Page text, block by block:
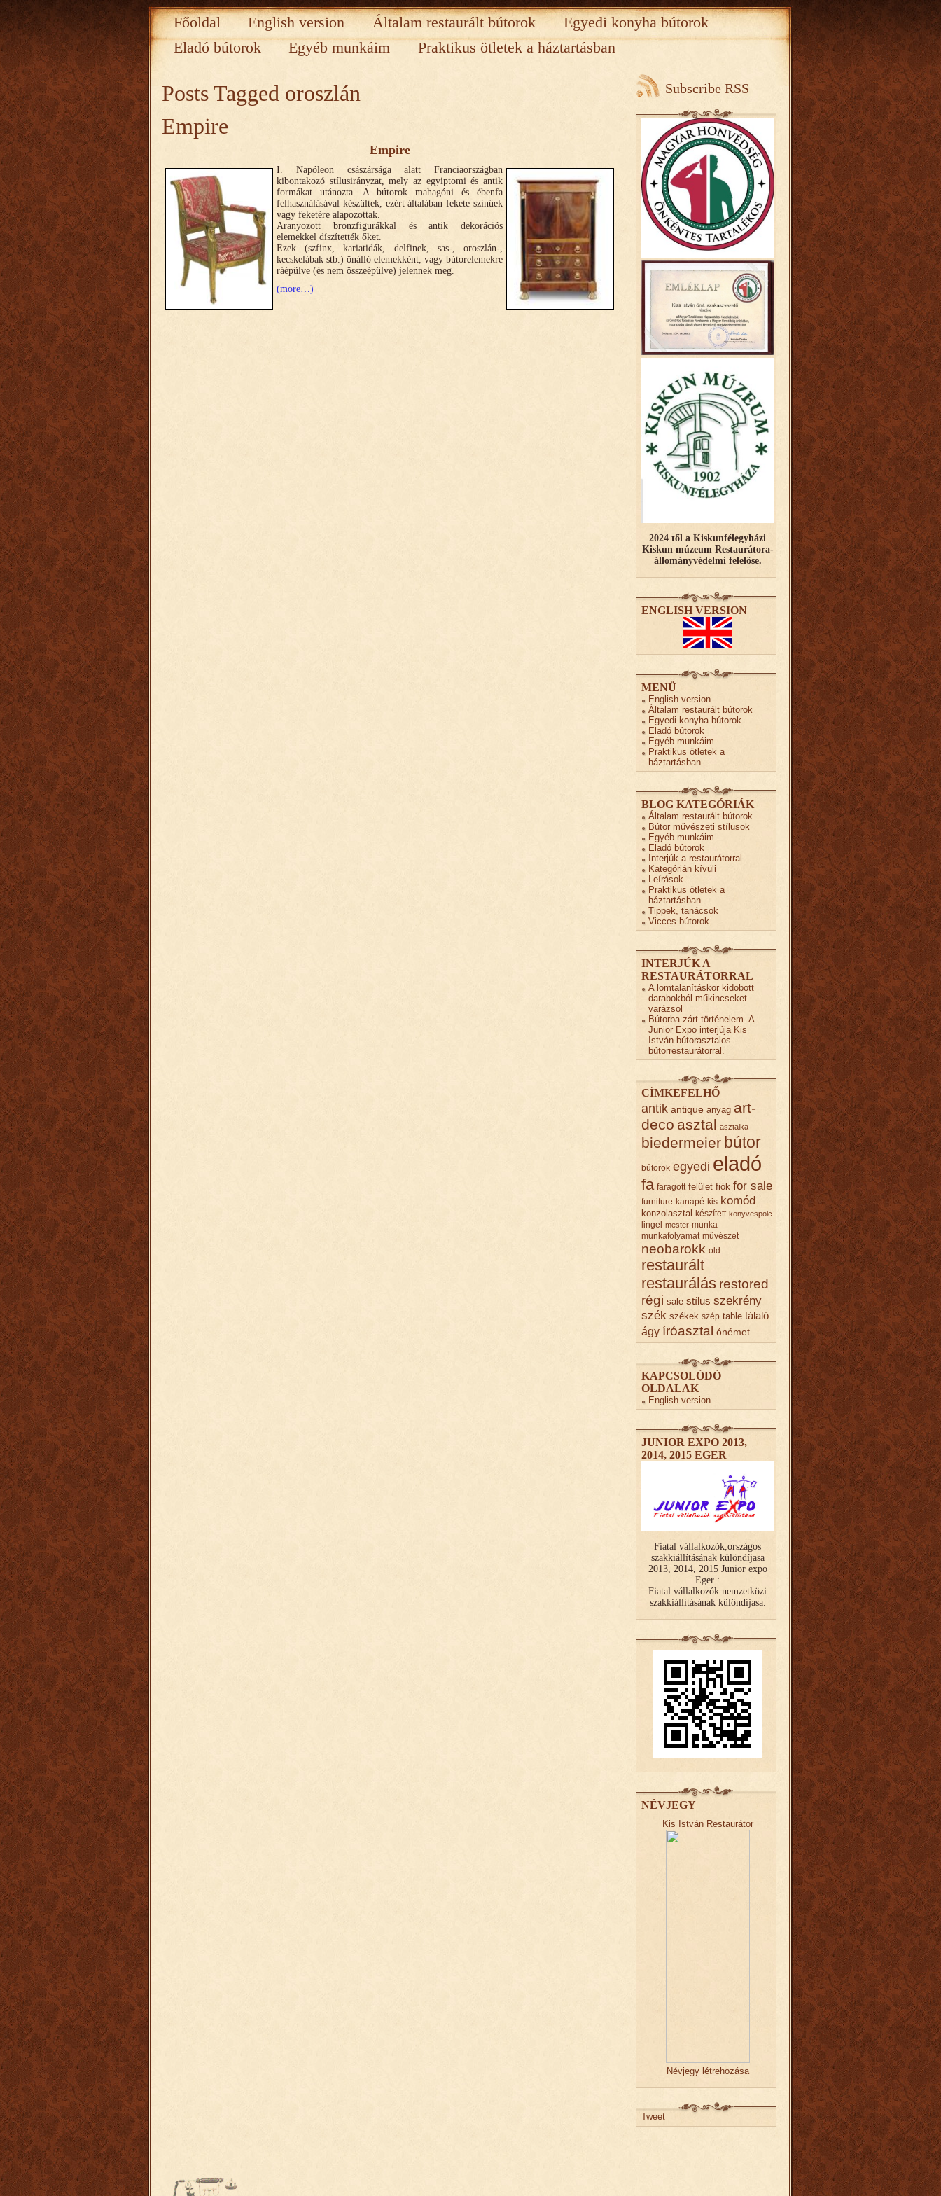
Főoldal English version Általam restaurált bútorok
Egyedi konyha bútorok
Eladó bútorok
Egyéb munkáim Praktikus ötletek a háztartásban
Posts Tagged oroszlán
Empire
Empire
I. Napóleon császársága alatt Franciaországban
kibontakozó stílusirányzat, mely az egyiptomi és antik
formákat utánozta. A bútorok mahagóni és ébenfa
felhasználásával készültek, ezért általában fekete színűek
vagy feketére alapozottak.
Aranyozott bronzfigurákkal és antik dekorációs
elemekkel díszítették őket.
Ezek (szfinx, kariatidák, delfinek, sas-, oroszlán-,
kecskelábak stb.) önálló elemekként, vagy bútorelemekre
ráépülve (és nem összeépülve) jelennek meg.
(more…)
Subscribe RSS
2024 től a Kiskunfélegyházi
Kiskun múzeum Restaurátora-
állományvédelmi felelőse.
ENGLISH VERSION
MENÜ
English version
Általam restaurált bútorok
Egyedi konyha bútorok
Eladó bútorok
Egyéb munkáim
Praktikus ötletek a
háztartásban
BLOG KATEGÓRIÁK
Általam restaurált bútorok
Bútor művészeti stílusok
Egyéb munkáim
Eladó bútorok
Interjúk a restaurátorral
Kategórián kívüli
Leírások
Praktikus ötletek a
háztartásban
Tippek, tanácsok
Vicces bútorok
INTERJÚK A
RESTAURÁTORRAL
A lomtalanításkor kidobott
darabokból műkincseket
varázsol
Bútorba zárt történelem. A
Junior Expo interjúja Kis
István bútorasztalos –
bútorrestaurátorral.
CÍMKEFELHŐ
antik antique anyag art-
deco asztal asztalka
biedermeier bútor
bútorok egyedi eladó
fa faragott felület fiók for sale
furniture kanapé kis komód
konzolasztal készített könyvespolc
lingel mester munka
munkafolyamat művészet
neobarokk old
restaurált
restaurálás restored
régi sale stílus szekrény
szék székek szép table tálaló
ágy íróasztal ónémet
KAPCSOLÓDÓ
OLDALAK
English version
JUNIOR EXPO 2013,
2014, 2015 EGER
Fiatal vállalkozók,országos
szakkiállításának különdíjasa
2013, 2014, 2015 Junior expo
Eger :
Fiatal vállalkozók nemzetközi
szakkiállításának különdíjasa.
NÉVJEGY
Kis István Restaurátor
Névjegy létrehozása
Tweet